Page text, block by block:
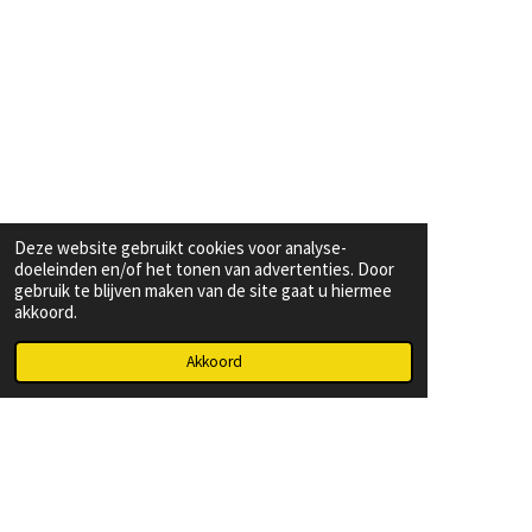
Deze website gebruikt cookies voor analyse-
doeleinden en/of het tonen van advertenties. Door
gebruik te blijven maken van de site gaat u hiermee
akkoord.
Akkoord